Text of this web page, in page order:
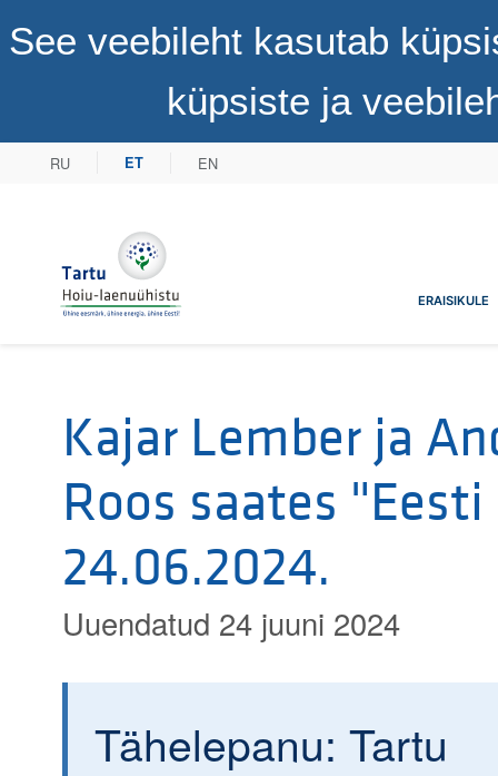
See veebileht kasutab
küpsiste ja
RU ET EN
Tartu Hoiu-laenuühistuERAISIKULE
Kajar Lember ja
Roos saates
24.06.2024.
Uuendatud 24 juuni 2024
Tähelepanu: Tartu